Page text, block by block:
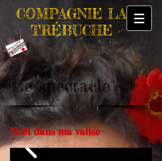
COMPAGNIE LA
TRÉBUCHE
Le spectacle
Noël dans ma valise